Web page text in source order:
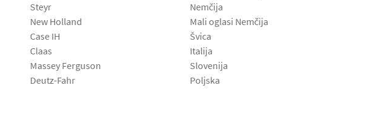
Steyr
New Holland
Case IH
Claas
Massey Ferguson
Deutz-Fahr
Nemčija
Mali oglasi Nemčija
Švica
Italija
Slovenija
Poljska